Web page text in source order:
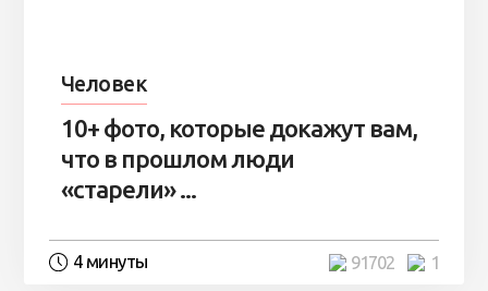
Человек
10+ фото, которые докажут вам,
что в прошлом люди
«старели» ...
4 минуты 1
91702